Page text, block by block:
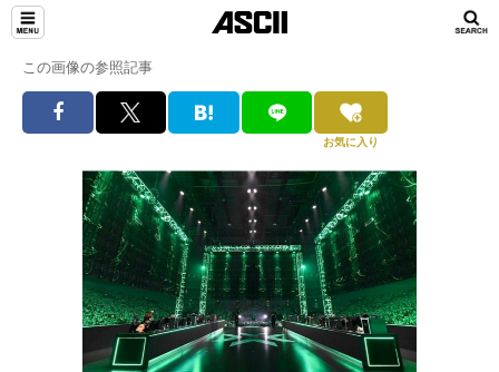
この画像の参照記事
お気に入り